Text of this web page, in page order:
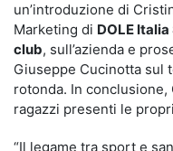
un’introduzione di
Marketing di DOLE Italia
club, sull’azienda e
Giuseppe Cucinotta sul
rotonda. In
ragazzi presenti le
“Il legame tra sport e